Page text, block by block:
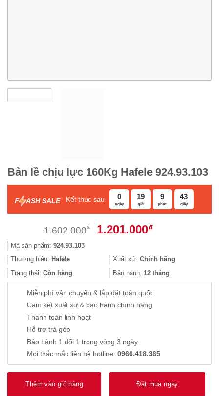
Bản lề chịu lực 160Kg Hafele 924.93.103
F ASH SALE Kết thúc sau 0
ngày
19
giờ
9
phút
43
giây
1.602.000₫
Giá
1.602.000₫.
1.201.000₫Giá
là:
1.201.000₫.
Mã sản phẩm: 924.93.103
Thương hiệu: Hafele Xuất xứ: Chính hãng
Trạng thái: Còn hàng Bảo hành: 12 tháng
Miễn phí vận chuyển & lắp đặt toàn quốc
Cam kết xuất xứ & bảo hành chính hãng
Thanh toán linh hoạt
Hỗ trợ trả góp
Bảo hành 1 đổi 1 trong vòng 3 ngày
Mọi thắc mắc liên hệ hotline: 0966.418.365
Thêm vào giỏ hàng Đặt mua ngay